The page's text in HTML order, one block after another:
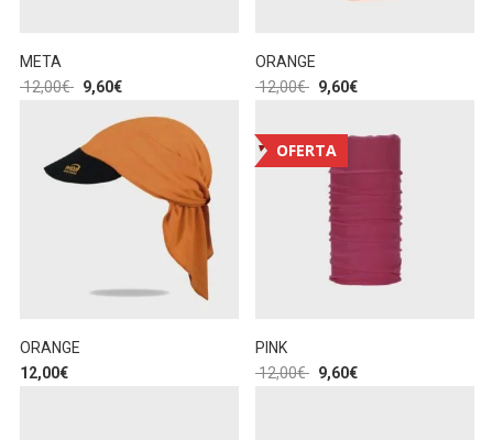
META
12,00€ 9,60€
ORANGE
12,00€ 9,60€
ORANGE
12,00€
OFERTA
PINK
12,00€ 9,60€